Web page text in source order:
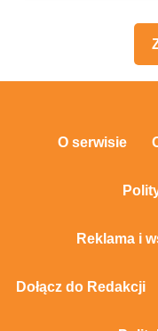
O serwisie
Reklama i
Dołącz do Redakcji